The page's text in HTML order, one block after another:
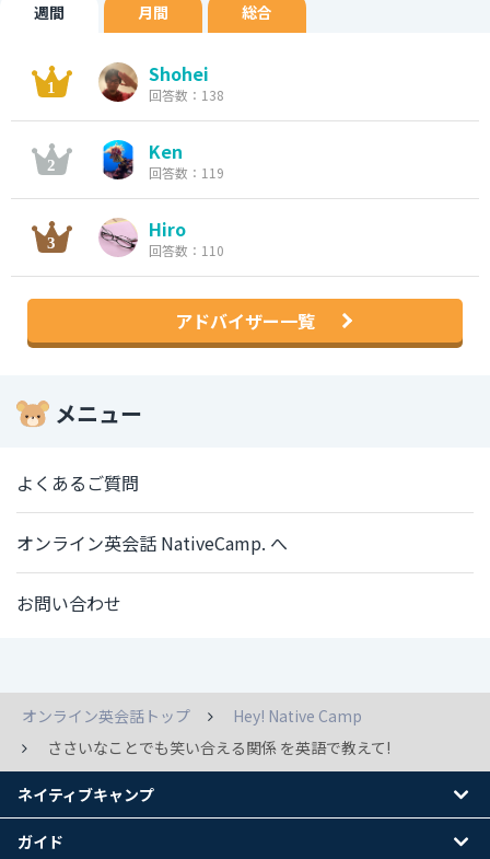
週間 月間 総合
Shohei
回答数：138
Ken
回答数：119
Hiro
回答数：110
アドバイザー一覧
メニュー
よくあるご質問
オンライン英会話 NativeCamp. へ
お問い合わせ
オンライン英会話トップ
Hey! Native Camp
ささいなことでも笑い合える関係 を英語で教えて!
ネイティブキャンプ
ガイド